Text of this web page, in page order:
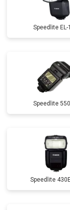
Speedlite EL-
Speedlite
Speedlite